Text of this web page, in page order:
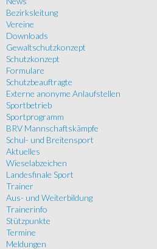
Bezirksleitung
Vereine
Downloads
Gewaltschutzkonzept
Schutzkonzept
Formulare
Schutzbeauftragte
Externe anonyme Anlaufstellen
Sportbetrieb
Sportprogramm
BRV Mannschaftskämpfe
Schul- und Breitensport
Aktuelles
Wieselabzeichen
Landesfinale Sport
Trainer
Aus- und Weiterbildung
Trainerinfo
Stützpunkte
Termine
Meldungen